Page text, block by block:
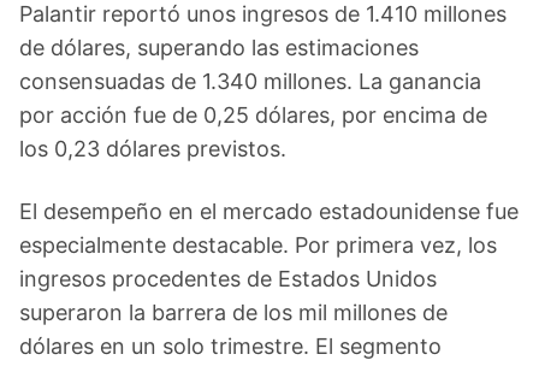
Palantir reportó unos ingresos de 1.410 millones
de dólares, superando las estimaciones
consensuadas de 1.340 millones. La ganancia
por acción fue de 0,25 dólares, por encima de
los 0,23 dólares previstos.
El desempeño en el mercado estadounidense fue
especialmente destacable. Por primera vez, los
ingresos procedentes de Estados Unidos
superaron la barrera de los mil millones de
dólares en un solo trimestre. El segmento